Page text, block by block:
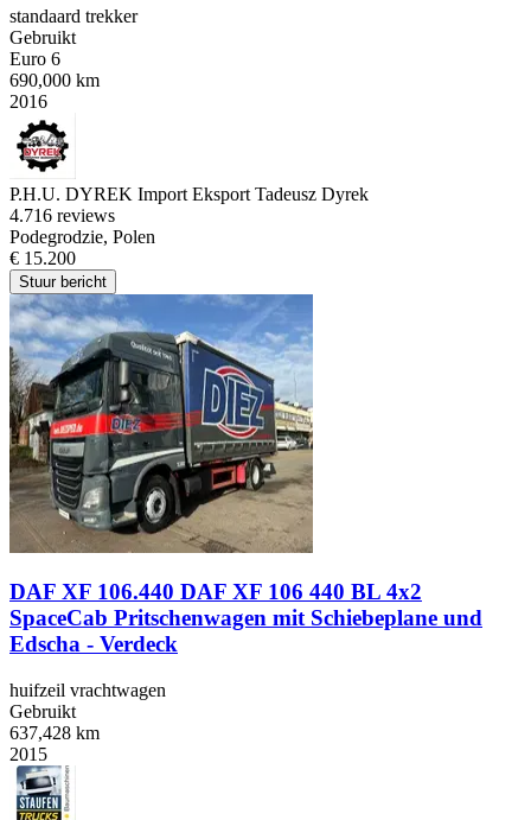
standaard trekker
Gebruikt
Euro 6
690,000 km
2016
P.H.U. DYREK Import Eksport Tadeusz Dyrek
4.716 reviews
Podegrodzie, Polen
€ 15.200
Stuur bericht
DAF XF 106.440 DAF XF 106 440 BL 4x2
SpaceCab Pritschenwagen mit Schiebeplane und
Edscha - Verdeck
huifzeil vrachtwagen
Gebruikt
637,428 km
2015